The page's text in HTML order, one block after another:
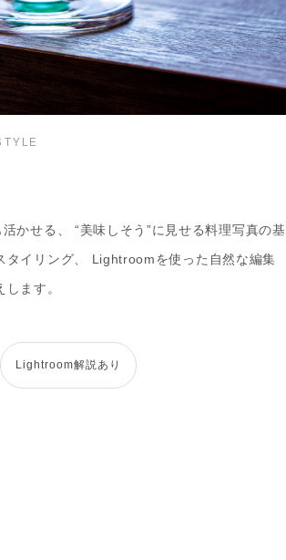
かせる、 “美味しそう”に見せる料理写真の基
タイリング、 Lightroomを使った自然な編集
ます。
Lightroom解説あり